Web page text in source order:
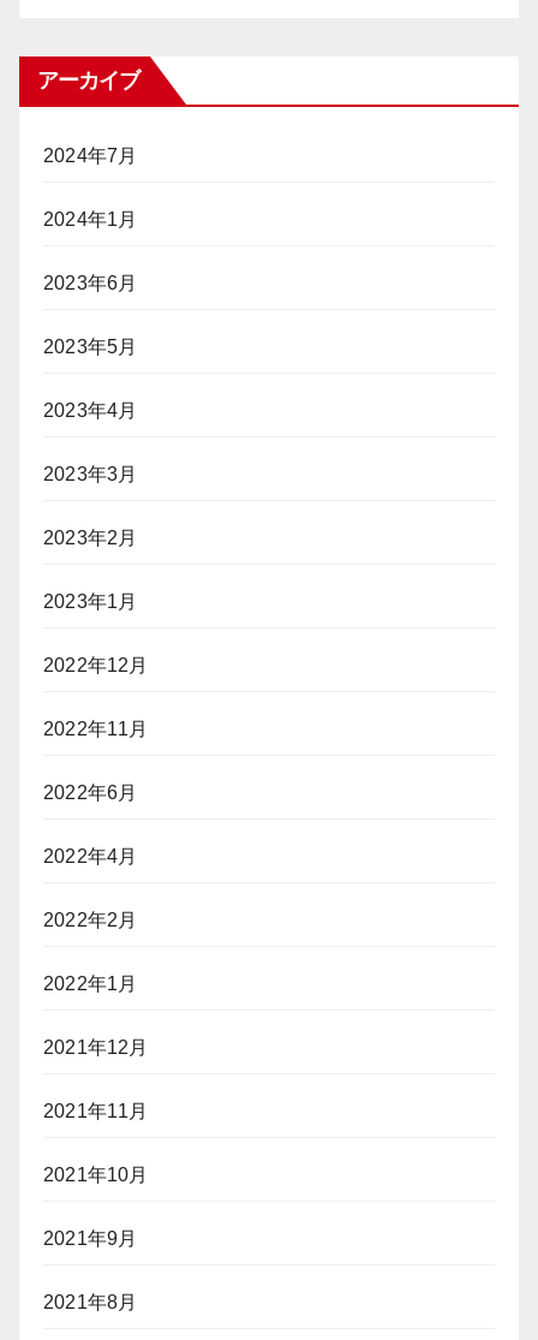
アーカイブ
2024年7月
2024年1月
2023年6月
2023年5月
2023年4月
2023年3月
2023年2月
2023年1月
2022年12月
2022年11月
2022年6月
2022年4月
2022年2月
2022年1月
2021年12月
2021年11月
2021年10月
2021年9月
2021年8月